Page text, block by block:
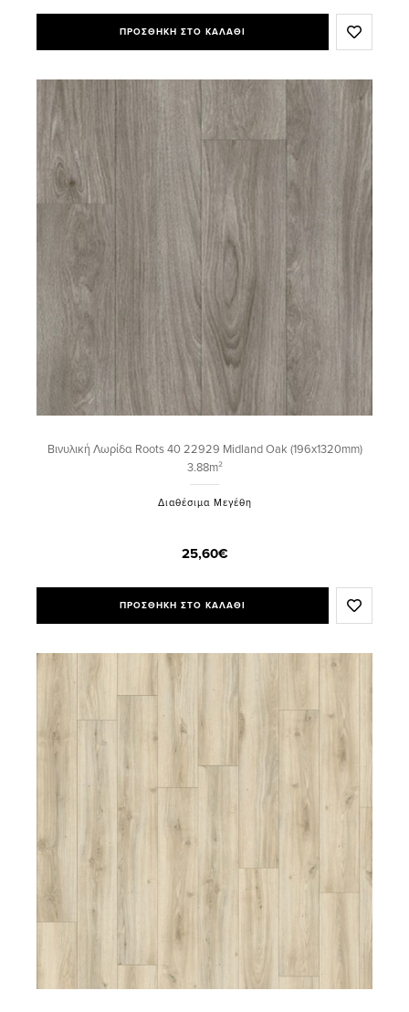
ΠΡΟΣΘΗΚΗ ΣΤΟ ΚΑΛΑΘΙ
Βινυλική Λωρίδα Roots 40 22929 Midland Oak (196x1320mm)
3.88m²
Διαθέσιμα Μεγέθη
25,60€
ΠΡΟΣΘΗΚΗ ΣΤΟ ΚΑΛΑΘΙ